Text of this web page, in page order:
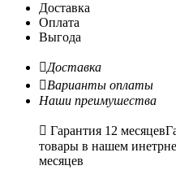
Доставка
Оплата
Выгода
Доставка
Варианты оплаты
Наши преимушества
 Гарантия 12 месяцев
товары в нашем
месяцев